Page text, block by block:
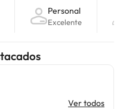
Personal
Excelente
Ver todos